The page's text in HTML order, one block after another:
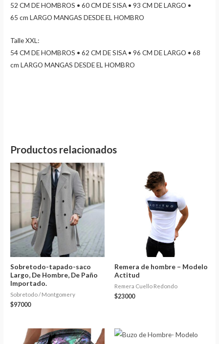
52 CM DE HOMBROS • 60 CM DE SISA • 93 CM DE LARGO •
65 cm LARGO MANGAS DESDE EL HOMBRO
Talle XXL:
54 CM DE HOMBROS • 62 CM DE SISA • 96 CM DE LARGO • 68
cm LARGO MANGAS DESDE EL HOMBRO
Productos relacionados
Sobretodo-tapado-saco
Largo, De Hombre, De Paño
Importado.
Sobretodo / Montgomery
$97000
Remera de hombre – Modelo
Actitud
Remera Cuello Redondo
$23000